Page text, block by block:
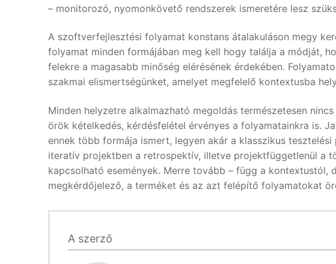
– monitorozó, nyomonkövető rendszerek ismeretére lesz
A szoftverfejlesztési folyamat konstans átalakuláson megy
folyamat minden formájában meg kell hogy találja a módját,
felekre a magasabb minőség elérésének érdekében.
szakmai elismertségünket, amelyet megfelelő kontextusba
Minden helyzetre alkalmazható megoldás természetesen
örök kételkedés, kérdésfelétel érvényes a folyamatainkra is.
ennek több formája ismert, legyen akár a klasszikus
iteratív projektben a retrospektív, illetve projektfüggetlenül a
kapcsolható események. Merre tovább – függ a
megkérdőjelező, a terméket és az azt felépítő folyamatokat
A szerző